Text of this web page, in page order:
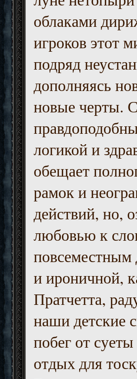
облаками
игроков этот
подряд
дополняясь
новые черты.
логикой и
обещает
рамок и
действий, но,
любовью к
повсеместным
и ироничной,
Пратчетта,
наши детские
побег от
отдых для